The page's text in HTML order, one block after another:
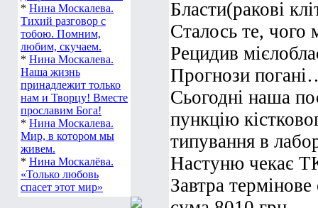
* Нина Москалева.
Тихий разговор с
тобою. Помним,
любим, скучаем.
* Нина Москалева.
Наша жизнь
принадлежит только
нам и Творцу! Вместе
прославим Бога!
* Нина Москалева.
Мир, в котором мы
живем.
* Нина Москалёва.
«Только любовь
спасет этот мир»
Бласти(ракові
Сталось те, чого
Рецидив
Прогнози
Сьогодні наша
пункцію
типування в
Настуню чекає
Завтра